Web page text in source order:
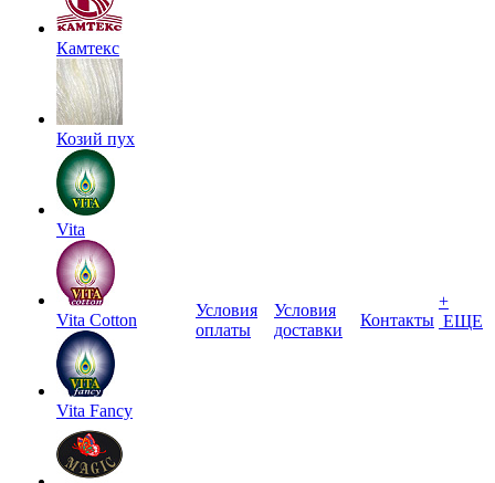
Камтекс
Козий пух
Vita
Vita Cotton
Vita Fancy
Условия
оплаты
Условия
доставки
Контакты
+
ЕЩЕ